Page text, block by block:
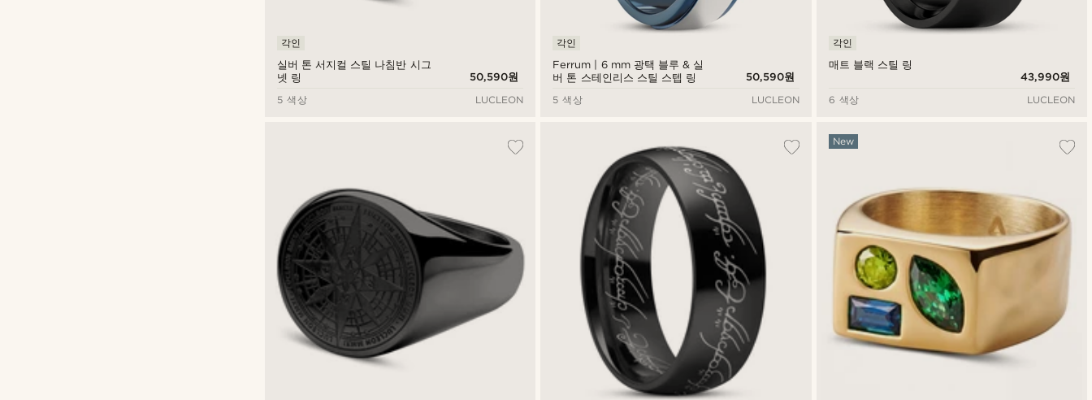
실버 톤 서지컬 스틸 나침반 시그
넷 링
각인
50,590원
5 색상
LUCLEON
Ferrum | 6 mm 광택 블루 & 실
버 톤 스테인리스 스틸 스텝 링
각인
50,590원
5 색상
LUCLEON
매트 블랙 스틸 링
각인
43,990원
6 색상
LUCLEON
New